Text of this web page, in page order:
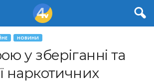
НОВИНИ
у зберіганні та
наркотичних